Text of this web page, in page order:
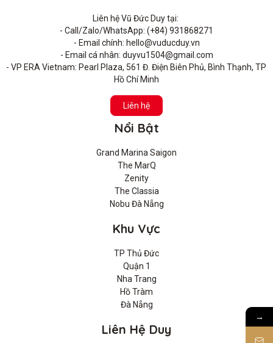
Liên hệ Vũ Đức Duy tại:
- Call/Zalo/WhatsApp: (+84) 931868271
- Email chính: hello@vuducduy.vn
- Email cá nhân: duyvu1504@gmail.com
- VP ERA Vietnam: Pearl Plaza, 561 Đ. Điện Biên Phủ, Bình Thạnh, TP
Hồ Chí Minh
Liên hệ
Nổi Bật
Grand Marina Saigon
The MarQ
Zenity
The Classia
Nobu Đà Nẵng
Khu Vực
TP Thủ Đức
Quận 1
Nha Trang
Hồ Tràm
Đà Nẵng
Liên Hệ Duy
→